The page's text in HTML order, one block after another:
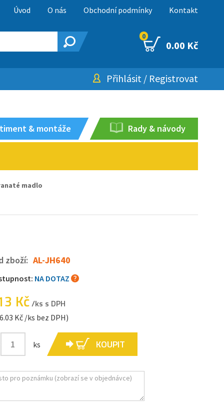
Úvod O nás Obchodní podmínky Kontakt
0
0.00 Kč
Přihlásit / Registrovat
& montáže Rady & návody
madlo
zboží: AL-JH640
NA DOTAZ
Kč/ks s DPH
Kč /ks bez DPH)
ks KOUPIT